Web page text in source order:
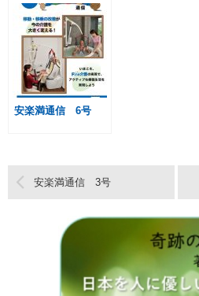
安楽満通信 6号
安楽満通信 3号